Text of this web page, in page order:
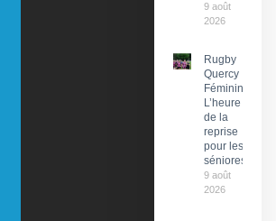
9 août
2026
Rugby
Quercy
Féminin :
L’heure
de la
reprise
pour les
séniores
9 août
2026